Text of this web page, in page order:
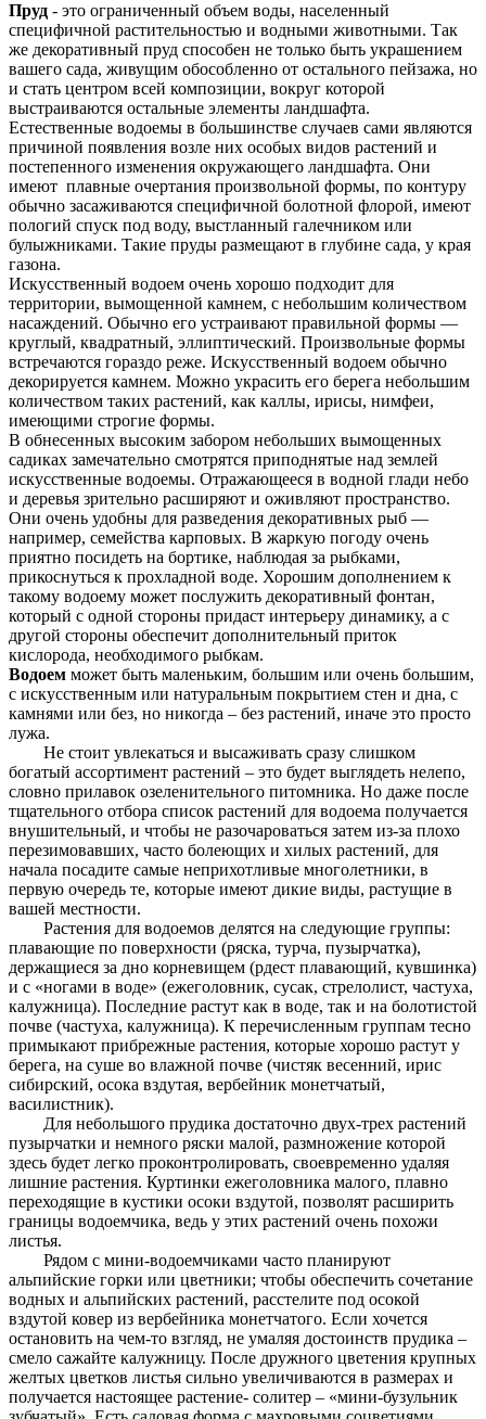
Пруд - это ограниченный объем воды, населенный
специфичной растительностью и водными животными. Так
же декоративный пруд способен не только быть украшением
вашего сада, живущим обособленно от остального пейзажа, но
и стать центром всей композиции, вокруг которой
выстраиваются остальные элементы ландшафта.
Естественные водоемы в большинстве случаев сами являются
причиной появления возле них особых видов растений и
постепенного изменения окружающего ландшафта. Они
имеют плавные очертания произвольной формы, по контуру
обычно засаживаются специфичной болотной флорой, имеют
пологий спуск под воду, выстланный галечником или
булыжниками. Такие пруды размещают в глубине сада, у края
газона.
Искусственный водоем очень хорошо подходит для
территории, вымощенной камнем, с небольшим количеством
насаждений. Обычно его устраивают правильной формы —
круглый, квадратный, эллиптический. Произвольные формы
встречаются гораздо реже. Искусственный водоем обычно
декорируется камнем. Можно украсить его берега небольшим
количеством таких растений, как каллы, ирисы, нимфеи,
имеющими строгие формы.
В обнесенных высоким забором небольших вымощенных
садиках замечательно смотрятся приподнятые над землей
искусственные водоемы. Отражающееся в водной глади небо
и деревья зрительно расширяют и оживляют пространство.
Они очень удобны для разведения декоративных рыб —
например, семейства карповых. В жаркую погоду очень
приятно посидеть на бортике, наблюдая за рыбками,
прикоснуться к прохладной воде. Хорошим дополнением к
такому водоему может послужить декоративный фонтан,
который с одной стороны придаст интерьеру динамику, а с
другой стороны обеспечит дополнительный приток
кислорода, необходимого рыбкам.
Водоем может быть маленьким, большим или очень большим,
с искусственным или натуральным покрытием стен и дна, с
камнями или без, но никогда – без растений, иначе это просто
лужа.
Не стоит увлекаться и высаживать сразу слишком
богатый ассортимент растений – это будет выглядеть нелепо,
словно прилавок озеленительного питомника. Но даже после
тщательного отбора список растений для водоема получается
внушительный, и чтобы не разочароваться затем из-за плохо
перезимовавших, часто болеющих и хилых растений, для
начала посадите самые неприхотливые многолетники, в
первую очередь те, которые имеют дикие виды, растущие в
вашей местности.
Растения для водоемов делятся на следующие группы:
плавающие по поверхности (ряска, турча, пузырчатка),
держащиеся за дно корневищем (рдест плавающий, кувшинка)
и с «ногами в воде» (ежеголовник, сусак, стрелолист, частуха,
калужница). Последние растут как в воде, так и на болотистой
почве (частуха, калужница). К перечисленным группам тесно
примыкают прибрежные растения, которые хорошо растут у
берега, на суше во влажной почве (чистяк весенний, ирис
сибирский, осока вздутая, вербейник монетчатый,
василистник).
Для небольшого прудика достаточно двух-трех растений
пузырчатки и немного ряски малой, размножение которой
здесь будет легко проконтролировать, своевременно удаляя
лишние растения. Куртинки ежеголовника малого, плавно
переходящие в кустики осоки вздутой, позволят расширить
границы водоемчика, ведь у этих растений очень похожи
листья.
Рядом с мини-водоемчиками часто планируют
альпийские горки или цветники; чтобы обеспечить сочетание
водных и альпийских растений, расстелите под осокой
вздутой ковер из вербейника монетчатого. Если хочется
остановить на чем-то взгляд, не умаляя достоинств прудика –
смело сажайте калужницу. После дружного цветения крупных
желтых цветков листья сильно увеличиваются в размерах и
получается настоящее растение- солитер – «мини-бузульник